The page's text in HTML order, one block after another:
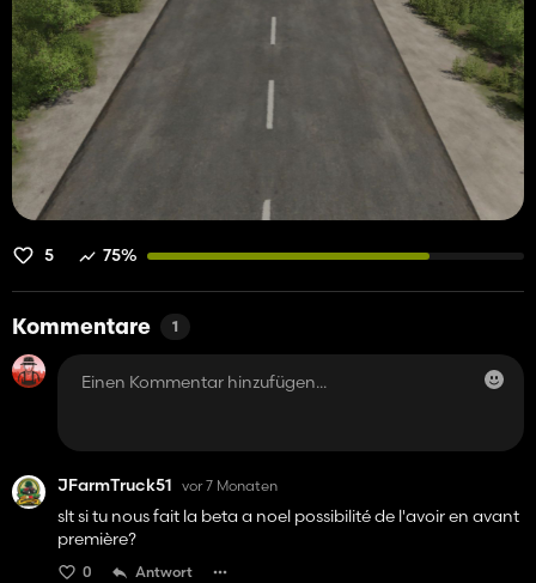
5 75%
Kommentare 1
JFarmTruck51 vor 7 Monaten
slt si tu nous fait la beta a noel possibilité de l'avoir en avant
première?
0 Antwort